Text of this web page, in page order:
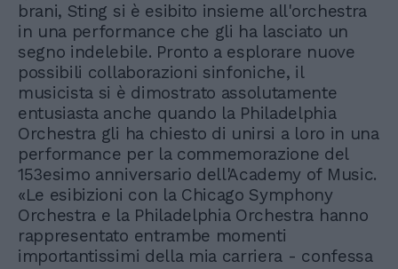
brani, Sting si è esibito insieme all'orchestra
in una performance che gli ha lasciato un
segno indelebile. Pronto a esplorare nuove
possibili collaborazioni sinfoniche, il
musicista si è dimostrato assolutamente
entusiasta anche quando la Philadelphia
Orchestra gli ha chiesto di unirsi a loro in una
performance per la commemorazione del
153esimo anniversario dell'Academy of Music.
«Le esibizioni con la Chicago Symphony
Orchestra e la Philadelphia Orchestra hanno
rappresentato entrambe momenti
importantissimi della mia carriera - confessa